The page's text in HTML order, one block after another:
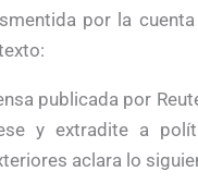
por la
publicada por
y extradite a
aclara lo